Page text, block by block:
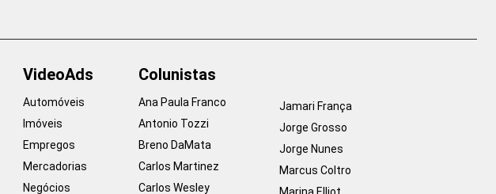
VideoAds
Automóveis
Imóveis
Empregos
Mercadorias
Negócios
Colunistas
Ana Paula Franco
Antonio Tozzi
Breno DaMata
Carlos Martinez
Carlos Wesley
Jamari França
Jorge Grosso
Jorge Nunes
Marcus Coltro